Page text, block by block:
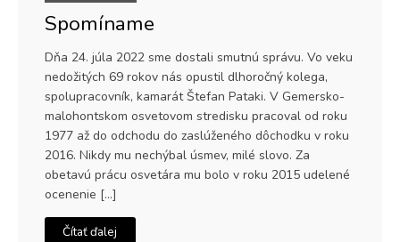
Spomíname
Dňa 24. júla 2022 sme dostali smutnú správu. Vo veku
nedožitých 69 rokov nás opustil dlhoročný kolega,
spolupracovník, kamarát Štefan Pataki. V Gemersko-
malohontskom osvetovom stredisku pracoval od roku
1977 až do odchodu do zaslúženého dôchodku v roku
2016. Nikdy mu nechýbal úsmev, milé slovo. Za
obetavú prácu osvetára mu bolo v roku 2015 udelené
ocenenie […]
Čítať ďalej